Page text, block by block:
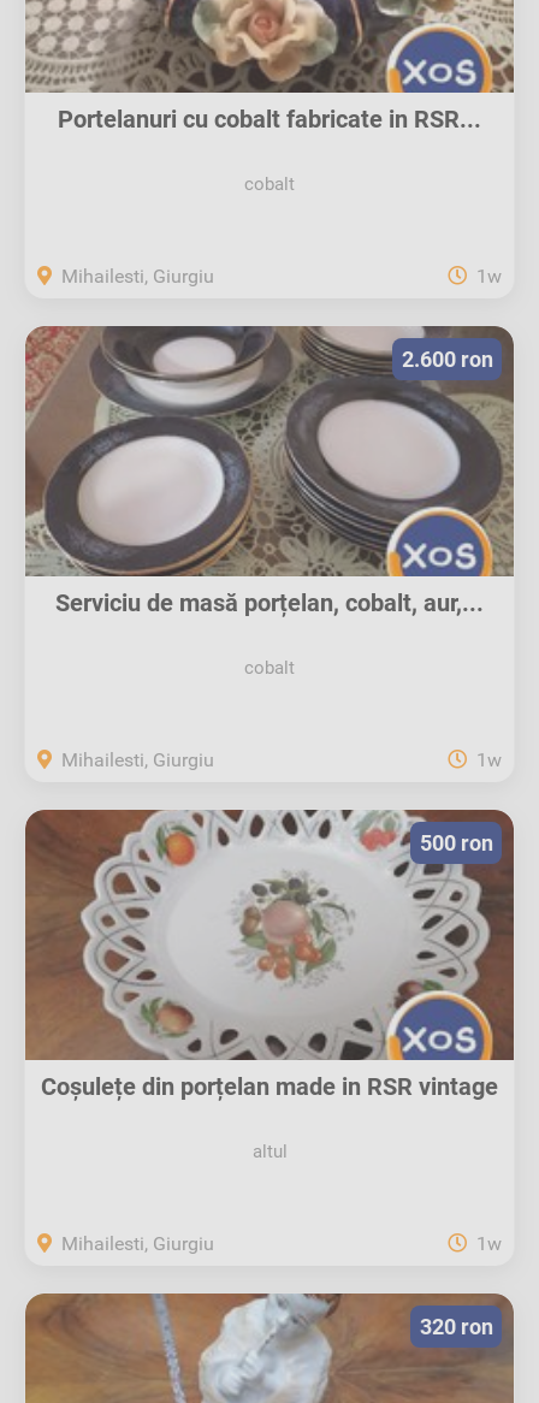
Portelanuri cu cobalt fabricate in RSR...
cobalt
Mihailesti, Giurgiu 1w
Serviciu de masă porțelan, cobalt, aur,...
cobalt
2.600 ron
Mihailesti, Giurgiu 1w
Coșulețe din porțelan made in RSR vintage
altul
500 ron
Mihailesti, Giurgiu 1w
320 ron